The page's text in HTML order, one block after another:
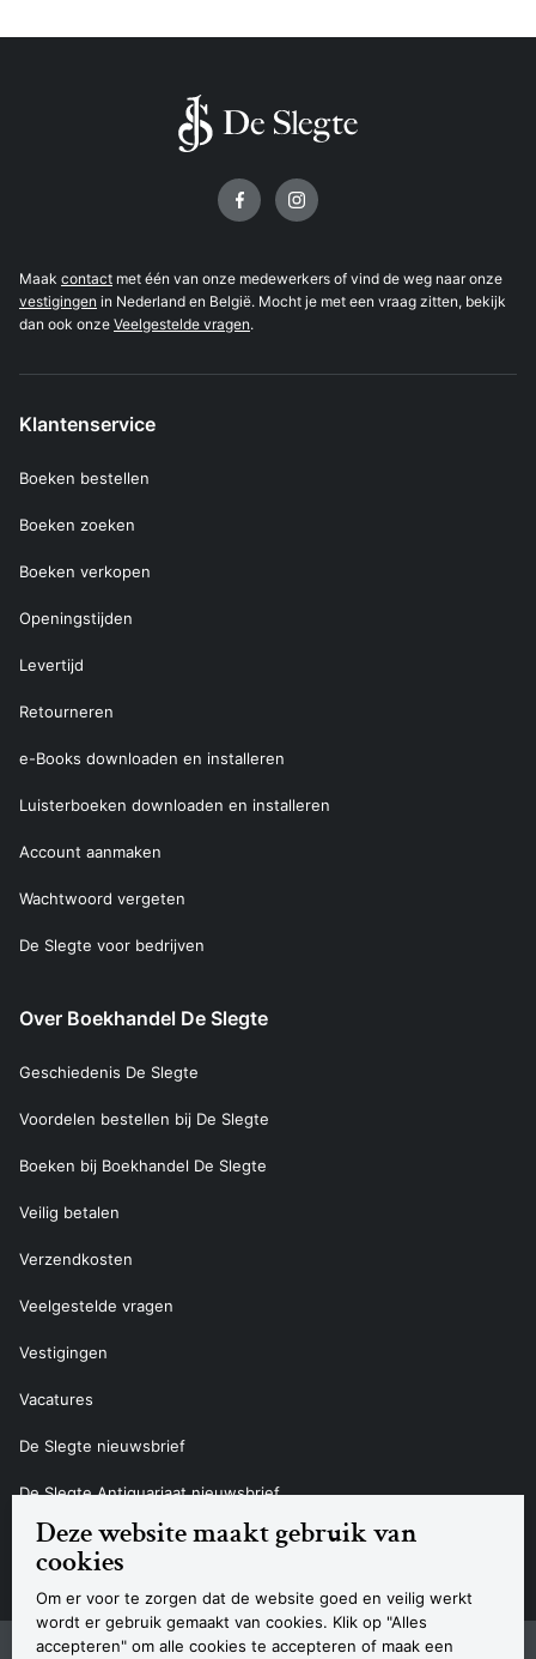
Deze website maakt gebruik van
cookies
Om er voor te zorgen dat de website goed en veilig werkt
wordt er gebruik gemaakt van cookies. Klik op "Alles
accepteren" om alle cookies te accepteren of maak een
Maak contact met één van onze medewerkers of vind de weg naar onze
vestigingen in Nederland en België. Mocht je met een vraag zitten, bekijk
dan ook onze Veelgestelde vragen.
Klantenservice
Boeken bestellen
Boeken zoeken
Boeken verkopen
Openingstijden
Levertijd
Retourneren
e-Books downloaden en installeren
Luisterboeken downloaden en installeren
Account aanmaken
Wachtwoord vergeten
De Slegte voor bedrijven
Over Boekhandel De Slegte
Geschiedenis De Slegte
Voordelen bestellen bij De Slegte
Boeken bij Boekhandel De Slegte
Veilig betalen
Verzendkosten
Veelgestelde vragen
Vestigingen
Vacatures
De Slegte nieuwsbrief
De Slegte Antiquariaat nieuwsbrief
Contact
SitemapPrivacyverklaring CookieverklaringAlgemene voorwaardenDisclaimer